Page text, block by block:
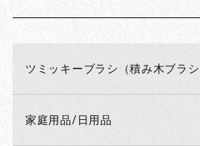
ツミッキーブラシ（積み木ブラシ
家庭用品/日用品